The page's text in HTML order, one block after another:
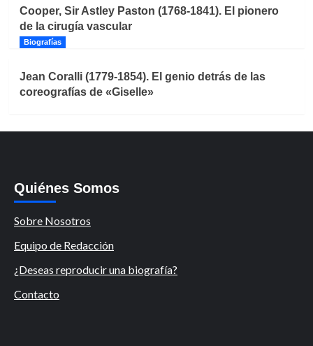
Cooper, Sir Astley Paston (1768-1841). El pionero
de la cirugía vascular
Biografías
Jean Coralli (1779-1854). El genio detrás de las
coreografías de «Giselle»
Quiénes Somos
Sobre Nosotros
Equipo de Redacción
¿Deseas reproducir una biografía?
Contacto